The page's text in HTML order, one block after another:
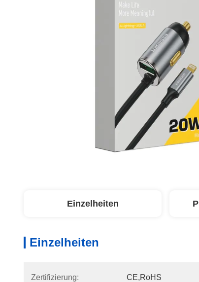
Einzelheiten
Einzelheiten
Zertifizierung: CE,RoHS